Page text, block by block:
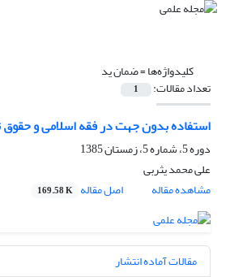
کلیدواژه‌ها =ضمان ید
تعداد مقالات: 1
استفاده بدون جهت در فقه اسلامی و حقوق
دوره 5، شماره 5، زمستان 1385
علی محمد یثربی
مشاهده مقاله
اصل مقاله 169.58 K
مقالات آماده انتشار